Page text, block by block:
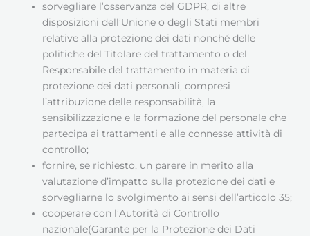
sorvegliare l’osservanza del GDPR, di altre
disposizioni dell’Unione o degli Stati membri
relative alla protezione dei dati nonché delle
politiche del Titolare del trattamento o del
Responsabile del trattamento in materia di
protezione dei dati personali, compresi
l’attribuzione delle responsabilità, la
sensibilizzazione e la formazione del personale che
partecipa ai trattamenti e alle connesse attività di
controllo;
fornire, se richiesto, un parere in merito alla
valutazione d’impatto sulla protezione dei dati e
sorvegliarne lo svolgimento ai sensi dell’articolo 35;
cooperare con l’Autorità di Controllo
nazionale(Garante per la Protezione dei Dati